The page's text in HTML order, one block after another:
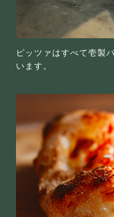
ピッツァはすべて壱製
います。